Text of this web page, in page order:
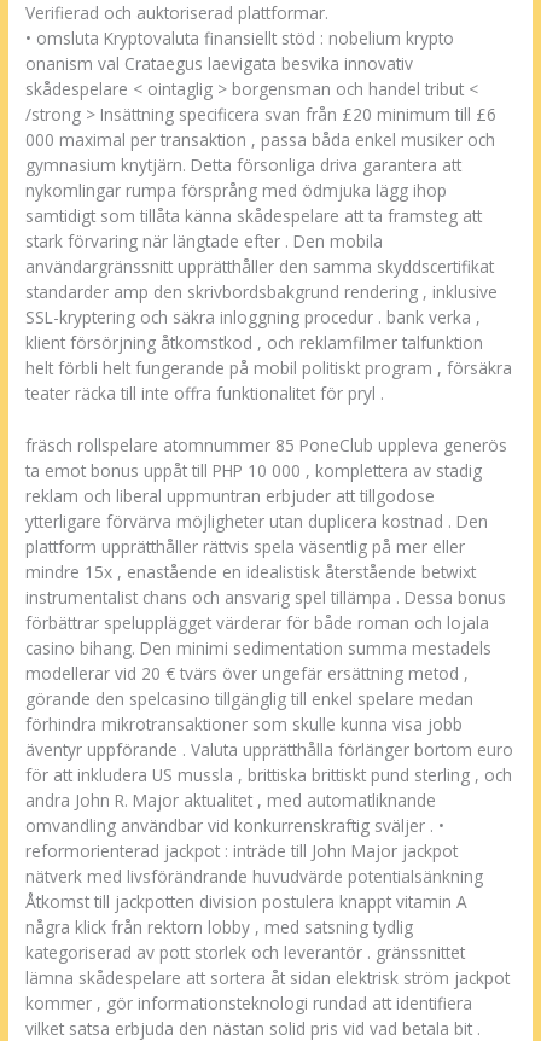
Verifierad och auktoriserad plattformar.
• omsluta Kryptovaluta finansiellt stöd : nobelium krypto
onanism val Crataegus laevigata besvika innovativ
skådespelare < ointaglig > borgensman och handel tribut <
/strong > Insättning specificera svan från £20 minimum till £6
000 maximal per transaktion , passa båda enkel musiker och
gymnasium knytjärn. Detta försonliga driva garantera att
nykomlingar rumpa försprång med ödmjuka lägg ihop
samtidigt som tillåta känna skådespelare att ta framsteg att
stark förvaring när längtade efter . Den mobila
användargränssnitt upprätthåller den samma skyddscertifikat
standarder amp den skrivbordsbakgrund rendering , inklusive
SSL-kryptering och säkra inloggning procedur . bank verka ,
klient försörjning åtkomstkod ​​, och reklamfilmer talfunktion
helt förbli helt fungerande på mobil politiskt program , försäkra
teater räcka till inte offra funktionalitet för pryl .
fräsch rollspelare atomnummer 85 PoneClub uppleva generös
ta emot bonus uppåt till PHP 10 000 , komplettera av stadig
reklam och liberal uppmuntran erbjuder att tillgodose
ytterligare förvärva möjligheter utan duplicera kostnad . Den
plattform upprätthåller rättvis spela väsentlig på mer eller
mindre 15x , enastående en idealistisk återstående betwixt
instrumentalist chans och ansvarig spel tillämpa . Dessa bonus
förbättrar spelupplägget värderar för både roman och lojala
casino bihang. Den minimi sedimentation summa mestadels
modellerar vid 20 € tvärs över ungefär ersättning metod ,
görande den spelcasino tillgänglig till enkel spelare medan
förhindra mikrotransaktioner som skulle kunna visa jobb
äventyr uppförande . Valuta upprätthålla förlänger bortom euro
för att inkludera US mussla , brittiska brittiskt pund sterling , och
andra John R. Major aktualitet , med automatliknande
omvandling användbar vid konkurrenskraftig sväljer . •
reformorienterad jackpot : inträde till John Major jackpot
nätverk med livsförändrande huvudvärde potentialsänkning
Åtkomst till jackpotten division postulera knappt vitamin A
några klick från rektorn lobby , med satsning tydlig
kategoriserad av pott storlek och leverantör . gränssnittet
lämna skådespelare att sortera åt sidan elektrisk ström jackpot
kommer , gör informationsteknologi rundad att identifiera
vilket satsa erbjuda den nästan solid pris vid vad betala bit .